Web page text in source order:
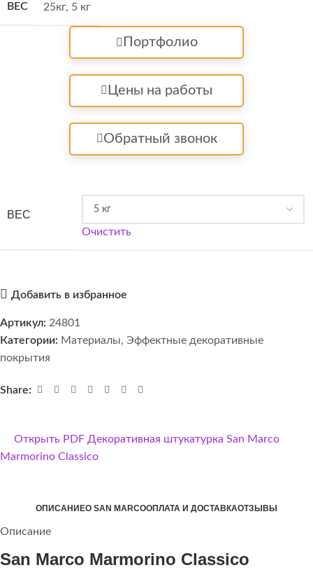
ВЕС 25кг, 5 кг
Портфолио
Цены на работы
Обратный звонок
ВЕС
Очистить
Добавить в избранное
Артикул: 24801
Категории: Материалы, Эффектные декоративные
покрытия
Share:
Открыть PDF Декоративная штукатурка San Marco
Marmorino Classico
ОПИСАНИЕО SAN MARCOОПЛАТА И ДОСТАВКАОТЗЫВЫ
Описание
San Marco Marmorino Classico